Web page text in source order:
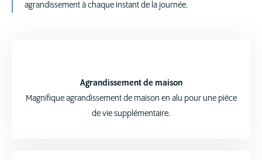
agrandissement à chaque instant de la journée.
Agrandissement de maison
Magnifique agrandissement de maison en alu pour une pièce
de vie supplémentaire.